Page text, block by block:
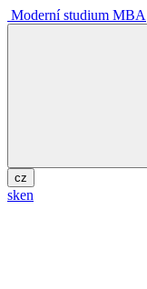
Moderní studium MBA
cz
sken